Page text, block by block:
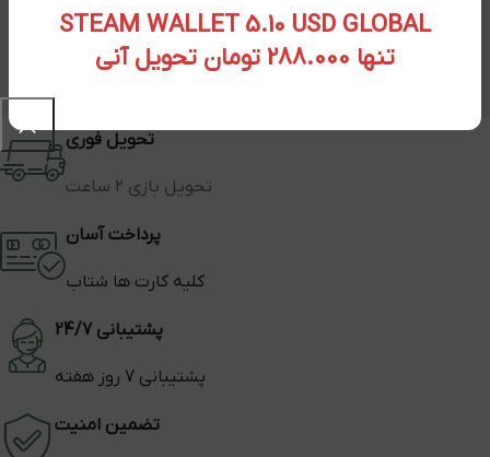
STEAM WALLET 5.10 USD GLOBAL
تنها 288.000 تومان تحویل آنی
تحویل فوری
تحویل بازی 2 ساعت
پرداخت آسان
کلیه کارت ها شتاب
پشتیبانی 24/7
پشتیبانی 7 روز هفته
تضمین امنیت